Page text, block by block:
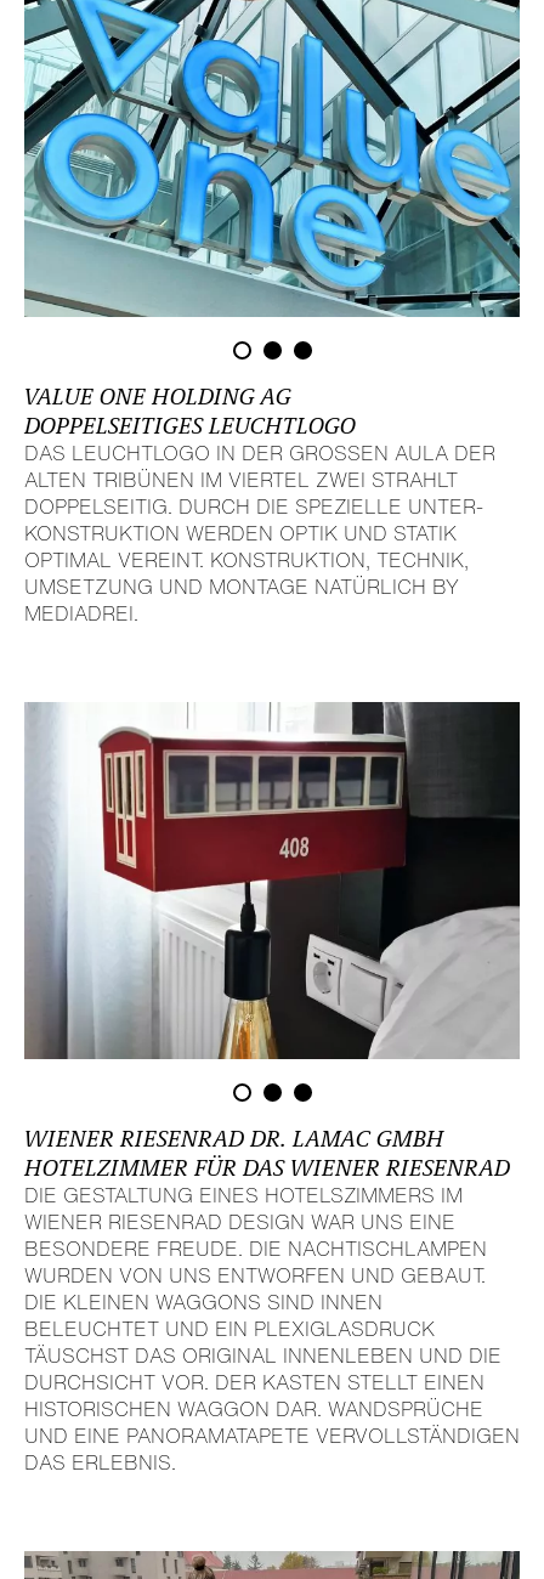
VALUE ONE HOLDING AG
DOPPEL­SEI­TIGES LEUCHT­LOGO
DAS LEUCHT­LOGO IN DER GROSSEN AULA DER A
LTEN TRIBÜNEN IM VIERTEL ZWEI STRAHLT D
OPPEL­SEITIG. DURCH DIE SPEZIELLE UNTER­K
ON­STRUK­TION WERDEN OPTIK UND STATIK O
PTIMAL VEREINT. KONSTRUK­TION, TECHNIK, U
MSETZUNG UND MONTAGE NATÜRLICH BY M
EDIADREI.
WIENER RIESENRAD DR. LAMAC GMBH
HOTEL­ZIMMER FÜR DAS WIENER RIESENRAD
DIE GESTAL­TUNG EINES HOTELS­ZIM­MERS IM
WIENER RIESENRAD DESIGN WAR UNS EINE
BESONDERE FREUDE. DIE NACH­TISCH­LAMPEN
WURDEN VON UNS ENTWORFEN UND GEBAUT.
DIE KLEINEN WAGGONS SIND INNEN
BELEUCHTET UND EIN PLEXI­GLAS­DRUCK
TÄUSCHST DAS ORIGINAL INNEN­LEBEN UND DIE
DURCH­SICHT VOR. DER KASTEN STELLT EINEN
HISTO­RI­SCHEN WAGGON DAR. WAND­SPRÜCHE
UND EINE PANORA­MA­TA­PETE VERVOLL­STÄN­DIGEN
DAS ERLEBNIS.